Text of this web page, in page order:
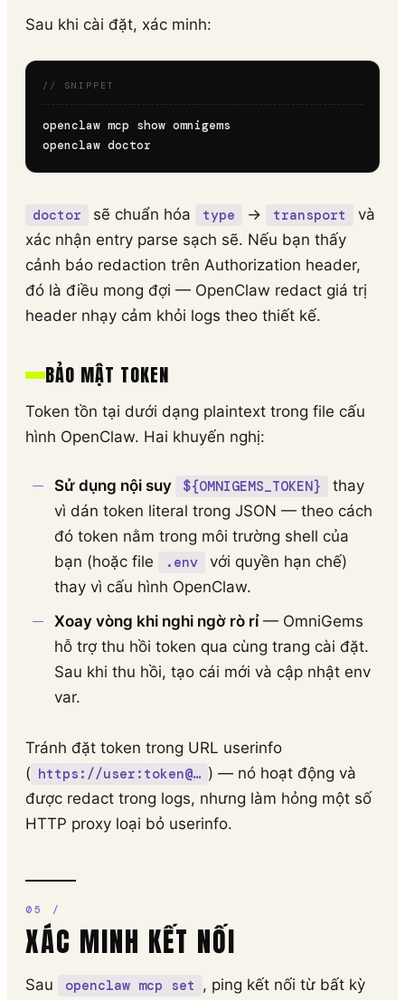
Sau khi cài đặt, xác minh:
openclaw mcp show omnigems
doctor sẽ chuẩn hóa type → transport
và
xác nhận entry parse sạch sẽ. Nếu bạn thấy
cảnh báo redaction trên Authorization header,
đó là điều mong đợi — OpenClaw redact giá trị
header nhạy cảm khỏi logs theo thiết kế.
BẢO MẬT TOKEN
Token tồn tại dưới dạng plaintext trong file cấu
hình OpenClaw. Hai khuyến nghị:
Sử dụng nội suy ${OMNIGEMS_TOKEN}
thay
vì dán token literal trong JSON — theo cách
đó token nằm trong môi trường shell của
bạn (hoặc file
.env
với quyền hạn chế)
thay vì cấu hình OpenClaw.
Xoay vòng khi nghi ngờ rò rỉ— OmniGems
hỗ trợ thu hồi token qua cùng trang cài đặt.
Sau khi thu hồi, tạo cái mới và cập nhật env
var.
Tránh đặt token trong URL userinfo
( https://user:token@… ) — nó hoạt động và
được redact trong logs, nhưng làm hỏng một số
HTTP proxy loại bỏ userinfo.
XÁC MINH KẾT NỐI
Sau openclaw mcp set , ping kết nối từ bất kỳ